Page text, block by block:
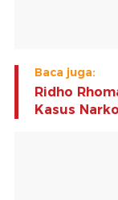
Baca juga:
Ridho
Kasus